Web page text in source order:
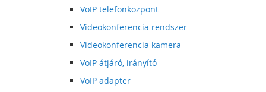
VoIP telefonközpont
Videokonferencia rendszer
Videokonferencia kamera
VoIP átjáró, irányító
VoIP adapter